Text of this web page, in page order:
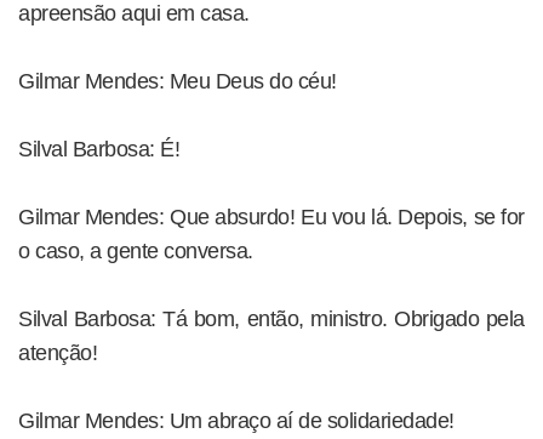
apreensão aqui em casa.
Gilmar Mendes: Meu Deus do céu!
Silval Barbosa: É!
Gilmar Mendes: Que absurdo! Eu vou lá. Depois, se for
o caso, a gente conversa.
Silval Barbosa: Tá bom, então, ministro. Obrigado pela
atenção!
Gilmar Mendes: Um abraço aí de solidariedade!